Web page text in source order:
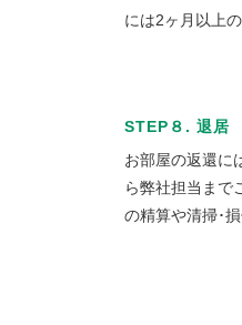
には2ヶ月以上
STEP８. 退居
お部屋の返還に
ら弊社担当まで
の精算や清掃･